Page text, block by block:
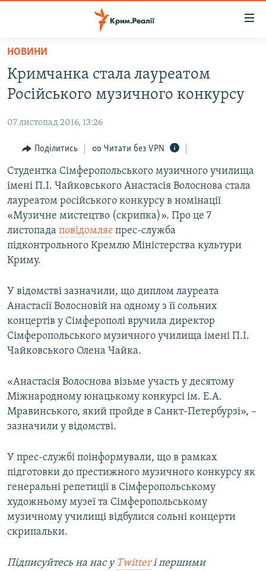
Перейти
основного
матеріалу
до
навігації
Перейти
до
пошуку
ВОДА.КРИМ
ПОЛІТИКА
БЛОГИ
ПОГЛЯД
ІНТЕРВ'Ю
ВСЕ ЗА ДЕНЬ
СПЕЦПРОЕКТИ
ДЕПОРТАЦІЯ
УКРАЇНСЬКА ПРОБЛЕМА КРИМУ
ІНФОГРАФІКА
ЯК ОБІЙТИ БЛОКУВАННЯ
Русский
Qırımtatar
ДОЛУЧАЙСЯ!
Усі сайти RFE/RL
НОВИНИ
Кримчанка стала лауреатом
Російського музичного конкурсу
07 листопад 2016, 13:26
Поділитись Читати без VPN
Студентка Сімферопольського музичного училища
імені П.І. Чайковського Анастасія Волоснова стала
лауреатом російського конкурсу в номінації
«Музичне мистецтво (скрипка)». Про це 7
листопада повідомляє прес-служба
підконтрольного Кремлю Міністерства культури
Криму.
У відомстві зазначили, що диплом лауреата
Анастасії Волосновій на одному з її сольних
концертів у Сімферополі вручила директор
Сімферопольського музичного училища імені П.І.
Чайковського Олена Чайка.
«Анастасія Волоснова візьме участь у десятому
Міжнародному юнацькому конкурсі ім. Е.А.
Мравинського, який пройде в Санкт-Петербурзі», –
зазначили у відомстві.
У прес-службі поінформували, що в рамках
підготовки до престижного музичного конкурсу як
генеральні репетиції в Сімферопольському
художньому музеї та Сімферопольському
музичному училищі відбулися сольні концерти
скрипальки.
Підписуйтесь на наc у Twitterі першими